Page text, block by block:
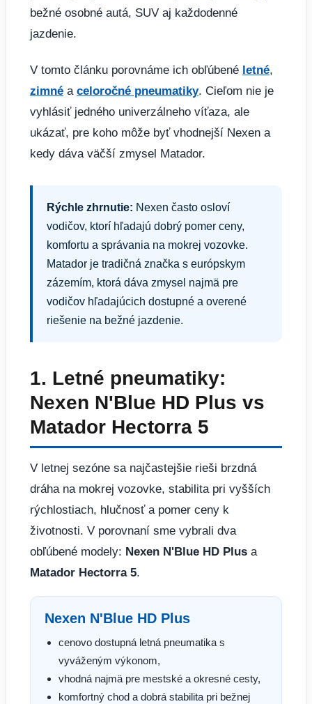
bežné osobné autá, SUV aj každodenné
jazdenie.
V tomto článku porovnáme ich obľúbené letné,
zimné a celoročné pneumatiky. Cieľom nie je
vyhlásiť jedného univerzálneho víťaza, ale
ukázať, pre koho môže byť vhodnejší Nexen a
kedy dáva väčší zmysel Matador.
Rýchle zhrnutie: Nexen často osloví
vodičov, ktorí hľadajú dobrý pomer ceny,
komfortu a správania na mokrej vozovke.
Matador je tradičná značka s európskym
zázemím, ktorá dáva zmysel najmä pre
vodičov hľadajúcich dostupné a overené
riešenie na bežné jazdenie.
1. Letné pneumatiky:
Nexen N'Blue HD Plus vs
Matador Hectorra 5
V letnej sezóne sa najčastejšie rieši brzdná
dráha na mokrej vozovke, stabilita pri vyšších
rýchlostiach, hlučnosť a pomer ceny k
životnosti. V porovnaní sme vybrali dva
obľúbené modely: Nexen N'Blue HD Plus a
Matador Hectorra 5.
Nexen N'Blue HD Plus
cenovo dostupná letná pneumatika s
vyváženým výkonom,
vhodná najmä pre mestské a okresné cesty,
komfortný chod a dobrá stabilita pri bežnej